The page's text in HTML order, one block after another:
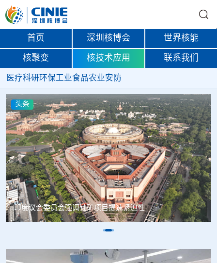
首页 深圳核博会 世界核能
核聚变 核技术应用 联系我们
医疗科研环保工业食品农业安防
头条
中核辐智正式设立 中国同辐持股90%打通核医疗全产业链